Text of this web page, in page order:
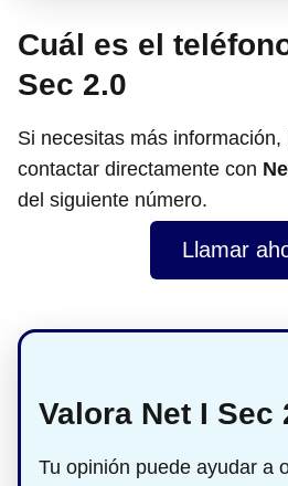
Cuál es el
Sec 2.0
Si necesitas más
contactar directamente con
del siguiente número.
Llamar
Valora Net I Sec
Tu opinión puede ayudar a